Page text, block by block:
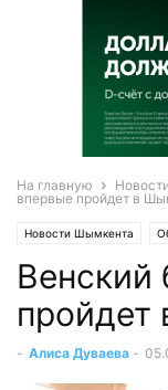
На главную
впервые пройдет в
Новости Шымкента
Венский
- Алиса Дуваева -